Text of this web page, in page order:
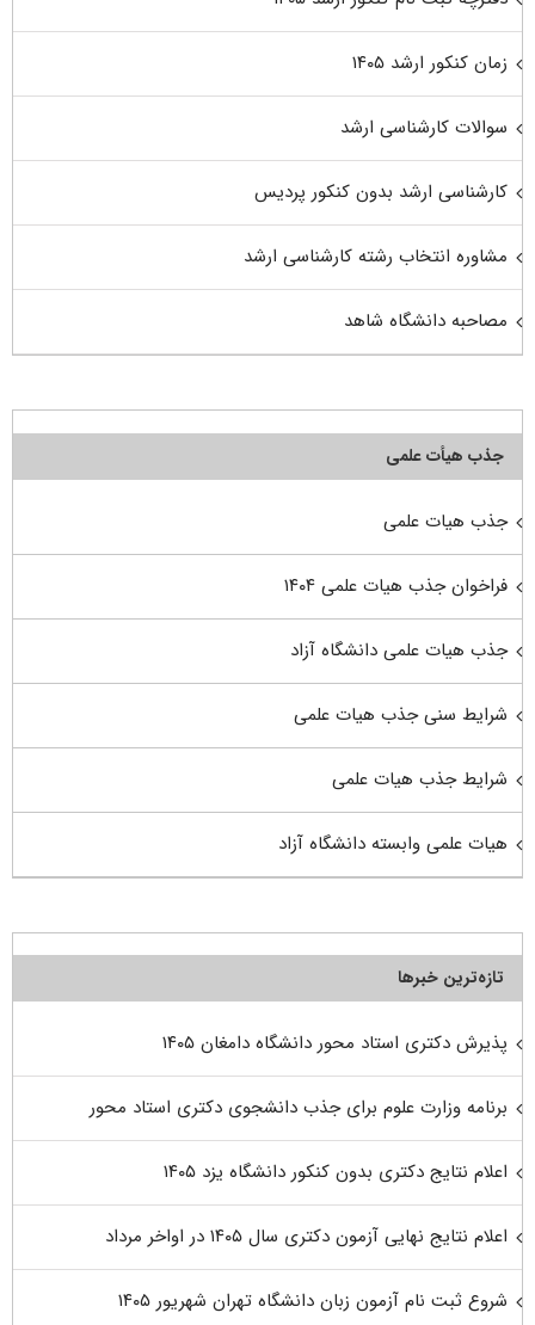
زمان کنکور ارشد ۱۴۰۵
سوالات کارشناسی ارشد
کارشناسی ارشد بدون کنکور پردیس
مشاوره انتخاب رشته کارشناسی ارشد
مصاحبه دانشگاه شاهد
جذب هیأت علمی
جذب هیات علمی
فراخوان جذب هیات علمی ۱۴۰۴
جذب هیات علمی دانشگاه آزاد
شرایط سنی جذب هیات علمی
شرایط جذب هیات علمی
هیات علمی وابسته دانشگاه آزاد
تازه‌ترین خبرها
پذیرش دکتری استاد محور دانشگاه دامغان ۱۴۰۵
برنامه وزارت علوم برای جذب دانشجوی دکتری استاد محور
اعلام نتایج دکتری بدون کنکور دانشگاه یزد ۱۴۰۵
اعلام نتایج نهایی آزمون دکتری سال ۱۴۰۵ در اواخر مرداد
شروع ثبت نام آزمون زبان دانشگاه تهران شهریور ۱۴۰۵